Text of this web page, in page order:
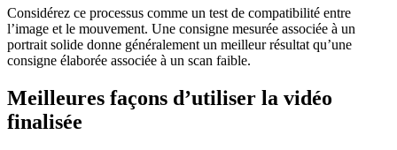
Considérez ce processus comme un test de compatibilité entre
l’image et le mouvement. Une consigne mesurée associée à un
portrait solide donne généralement un meilleur résultat qu’une
consigne élaborée associée à un scan faible.
Meilleures façons d’utiliser la vidéo
finalisée